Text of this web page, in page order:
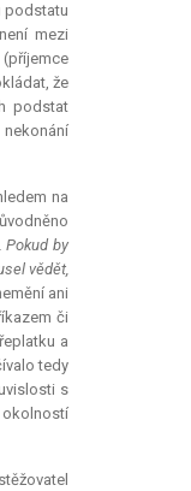
podstatu
mezi
že
podstat
na
Pokud by
vědět,
ani
či
a
tedy
s
okolností